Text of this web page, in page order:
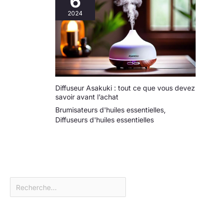
2024
Diffuseur Asakuki : tout ce que vous devez
savoir avant l’achat
Brumisateurs d'huiles essentielles,
Diffuseurs d'huiles essentielles